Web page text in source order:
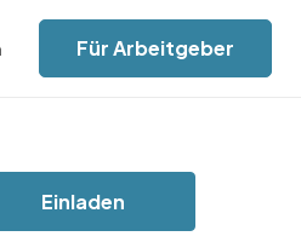
Für Arbeitgeber
Einladen